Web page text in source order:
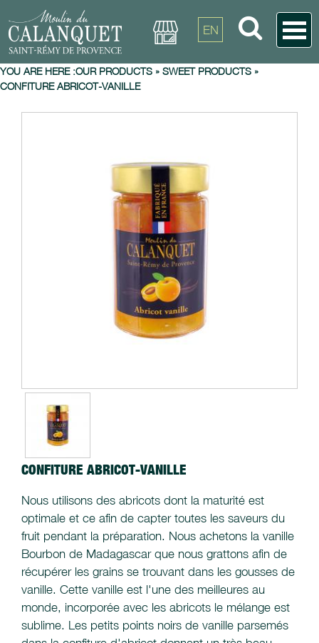
EN
YOU ARE HERE :OUR PRODUCTS » SWEET PRODUCTS »
CONFITURE ABRICOT-VANILLE
CONFITURE ABRICOT-VANILLE
Nous utilisons des abricots dont la maturité est
optimale et ce afin de capter toutes les saveurs du
fruit pendant la préparation. Nous achetons la vanille
Bourbon de Madagascar que nous grattons afin de
récupérer les grains se trouvant dans les gousses de
vanille. Cette vanille est l'une des meilleures au
monde, incorporée avec les abricots le mélange est
sublime. Les petits points noirs de vanille parsemés